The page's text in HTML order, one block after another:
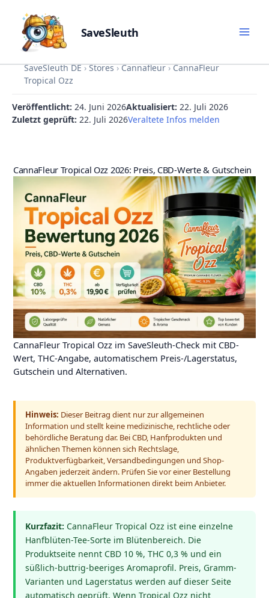
content
SaveSleuth
SaveSleuth DE › Stores › Cannafleur › CannaFleur
Tropical Ozz
Veröffentlicht: 24. Juni 2026Aktualisiert: 22. Juli 2026
Zuletzt geprüft: 22. Juli 2026Veraltete Infos melden
CannaFleur Tropical Ozz 2026: Preis, CBD-Werte & Gutschein
CannaFleur Tropical Ozz im SaveSleuth-Check mit CBD-
Wert, THC-Angabe, automatischem Preis-/Lagerstatus,
Gutschein und Alternativen.
Hinweis: Dieser Beitrag dient nur zur allgemeinen
Information und stellt keine medizinische, rechtliche oder
behördliche Beratung dar. Bei CBD, Hanfprodukten und
ähnlichen Themen können sich Rechtslage,
Produktverfügbarkeit, Versandbedingungen und Shop-
Angaben jederzeit ändern. Prüfen Sie vor einer Bestellung
immer die aktuellen Informationen direkt beim Anbieter.
Kurzfazit: CannaFleur Tropical Ozz ist eine einzelne
Hanfblüten-Tee-Sorte im Blütenbereich. Die
Produktseite nennt CBD 10 %, THC 0,3 % und ein
süßlich-buttrig-beeriges Aromaprofil. Preis, Gramm-
Varianten und Lagerstatus werden auf dieser Seite
automatisch geprüft. Wenn Tropical Ozz nicht